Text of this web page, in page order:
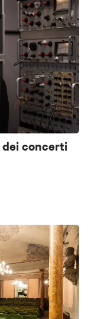
dei concerti